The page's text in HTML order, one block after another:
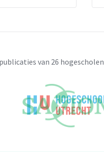
van 26 hogescholen